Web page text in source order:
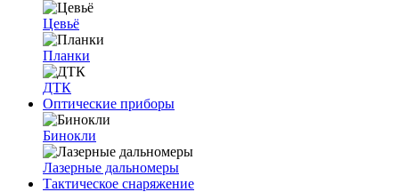
Цевьё
Планки
ДТК
Оптические приборы
Бинокли
Лазерные дальномеры
Тактическое снаряжение